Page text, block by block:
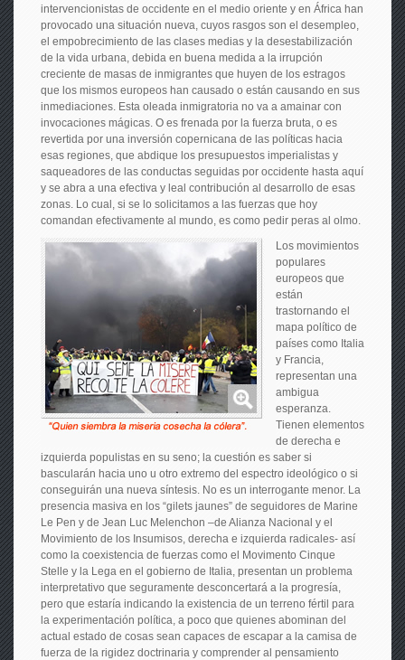
intervencionistas de occidente en el medio oriente y en África han
provocado una situación nueva, cuyos rasgos son el desempleo,
el empobrecimiento de las clases medias y la desestabilización
de la vida urbana, debida en buena medida a la irrupción
creciente de masas de inmigrantes que huyen de los estragos
que los mismos europeos han causado o están causando en sus
inmediaciones. Esta oleada inmigratoria no va a amainar con
invocaciones mágicas. O es frenada por la fuerza bruta, o es
revertida por una inversión copernicana de las políticas hacia
esas regiones, que abdique los presupuestos imperialistas y
saqueadores de las conductas seguidas por occidente hasta aquí
y se abra a una efectiva y leal contribución al desarrollo de esas
zonas. Lo cual, si se lo solicitamos a las fuerzas que hoy
comandan efectivamente al mundo, es como pedir peras al olmo.
Los movimientos
populares
europeos que
están
trastornando el
mapa político de
países como Italia
y Francia,
representan una
ambigua
esperanza.
Tienen elementos
de derecha e
izquierda populistas en su seno; la cuestión es saber si
bascularán hacia uno u otro extremo del espectro ideológico o si
conseguirán una nueva síntesis. No es un interrogante menor. La
presencia masiva en los “gilets jaunes” de seguidores de Marine
Le Pen y de Jean Luc Melenchon –de Alianza Nacional y el
Movimiento de los Insumisos, derecha e izquierda radicales- así
como la coexistencia de fuerzas como el Movimento Cinque
Stelle y la Lega en el gobierno de Italia, presentan un problema
interpretativo que seguramente desconcertará a la progresía,
pero que estaría indicando la existencia de un terreno fértil para
la experimentación política, a poco que quienes abominan del
actual estado de cosas sean capaces de escapar a la camisa de
fuerza de la rigidez doctrinaria y comprender al pensamiento